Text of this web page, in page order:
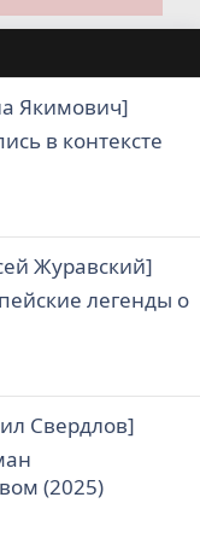
Якимович]
в контексте
Журавский]
легенды о
Свердлов]
(2025)